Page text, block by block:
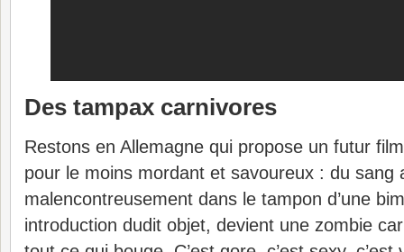
Des tampax carnivores
Restons en Allemagne qui propose un futur
pour le moins mordant et savoureux : du sang
malencontreusement dans le tampon d’une
introduction dudit objet, devient une zombie